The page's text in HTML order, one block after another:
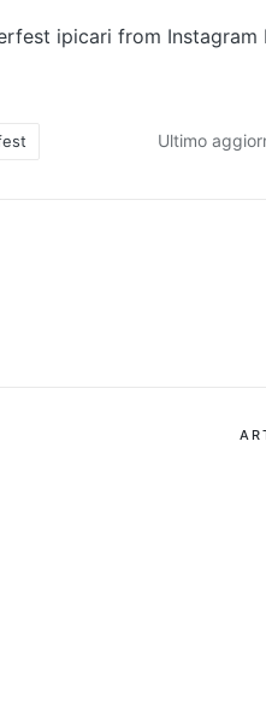
ipicari from Instagram
Ultimo